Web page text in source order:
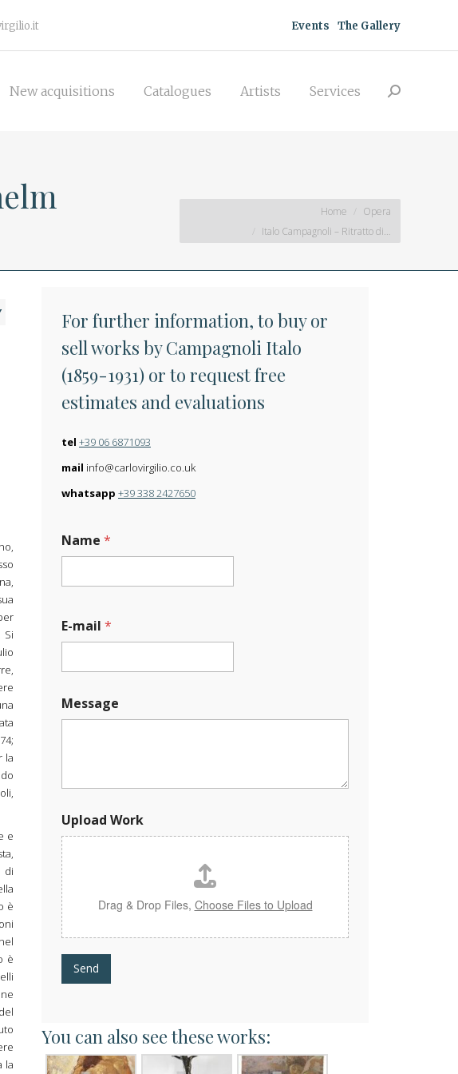
Events The Gallery
New acquisitions Catalogues Artists Services Search:
Home
Opera
Italo Campagnoli – Ritratto di…
Si
la
e
di
è
è
la
For further information, to buy or
sell works by Campagnoli Italo
(1859-1931) or to request free
estimates and evaluations
tel +39 06 6871093
mail info@carlovirgilio.co.uk
whatsapp +39 338 2427650
-
m
i
*
E
i
l
Name *
E-mail *
Message
Upload Work
Drag & Drop Files, Choose Files to Upload
Send
You can also see these works:
Sells Artists
Search: